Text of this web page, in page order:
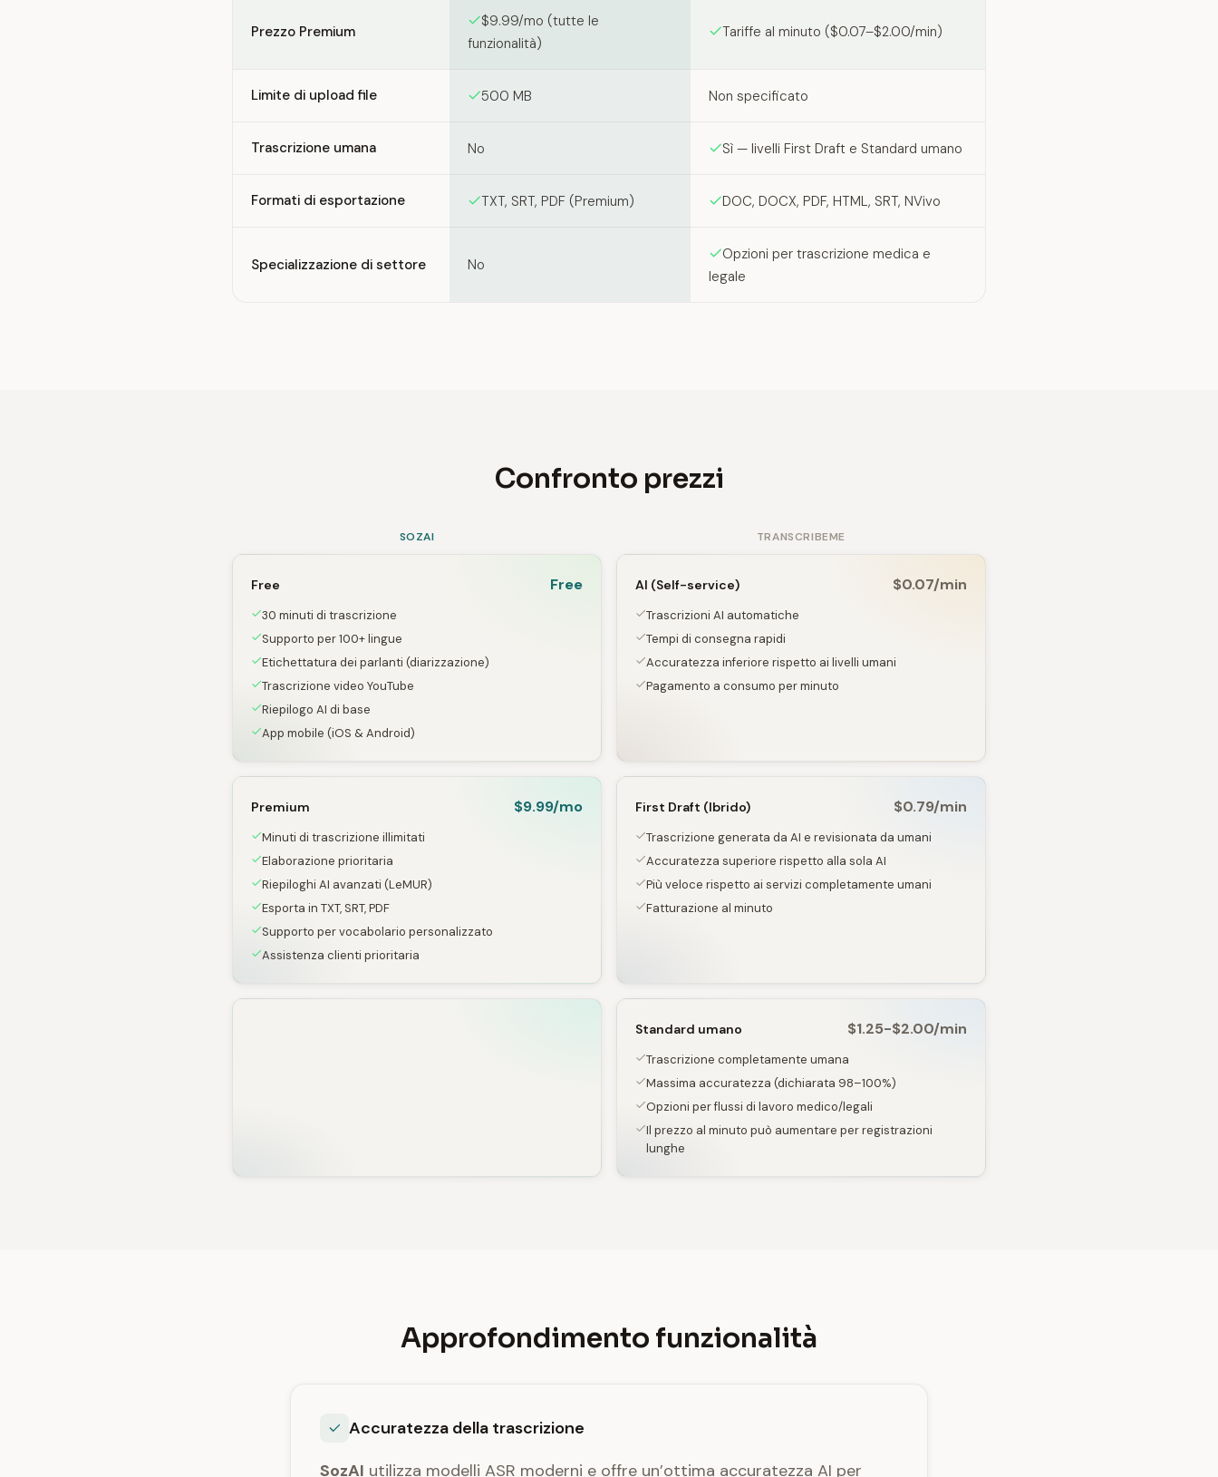
Prezzo Premium
$9.99/mo (tutte le
funzionalità)
Tariffe al minuto ($0.07–$2.00/min)
Limite di upload file 500 MB Non specificato
Trascrizione umana No Sì — livelli First Draft e Standard umano
Formati di esportazione TXT, SRT, PDF (Premium) DOC, DOCX, PDF, HTML, SRT, NVivo
Specializzazione di settore No
Opzioni per trascrizione medica e
legale
Confronto prezzi
SOZAI TRANSCRIBEME
Free Free
30 minuti di trascrizione
Supporto per 100+ lingue
Etichettatura dei parlanti (diarizzazione)
Trascrizione video YouTube
Riepilogo AI di base
App mobile (iOS & Android)
AI (Self-service) $0.07/min
Trascrizioni AI automatiche
Tempi di consegna rapidi
Accuratezza inferiore rispetto ai livelli umani
Pagamento a consumo per minuto
Premium $9.99/mo
Minuti di trascrizione illimitati
Elaborazione prioritaria
Riepiloghi AI avanzati (LeMUR)
Esporta in TXT, SRT, PDF
Supporto per vocabolario personalizzato
Assistenza clienti prioritaria
First Draft (Ibrido) $0.79/min
Trascrizione generata da AI e revisionata da umani
Accuratezza superiore rispetto alla sola AI
Più veloce rispetto ai servizi completamente umani
Fatturazione al minuto
Standard umano $1.25-$2.00/min
Trascrizione completamente umana
Massima accuratezza (dichiarata 98–100%)
Opzioni per flussi di lavoro medico/legali
Il prezzo al minuto può aumentare per registrazioni
lunghe
Approfondimento funzionalità
Accuratezza della trascrizione
SozAI utilizza modelli ASR moderni e offre un’ottima accuratezza AI per